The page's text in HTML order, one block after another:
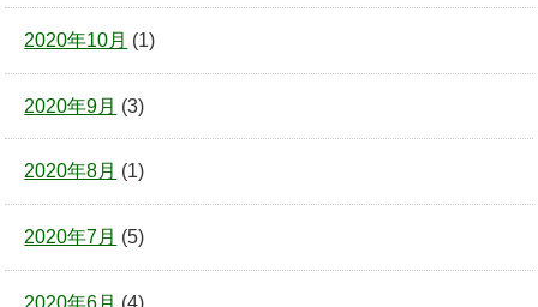
2020年10月 (1)
2020年9月 (3)
2020年8月 (1)
2020年7月 (5)
2020年6月 (4)